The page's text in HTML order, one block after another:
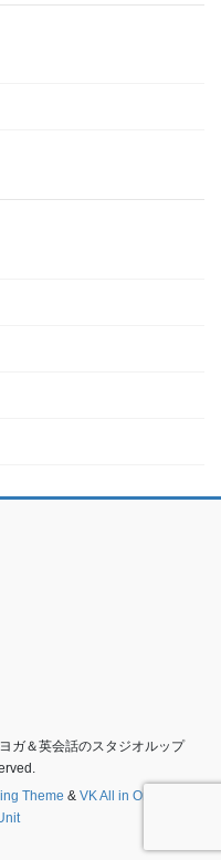
ガ＆英会話のスタジオルップ
Theme & VK All in One